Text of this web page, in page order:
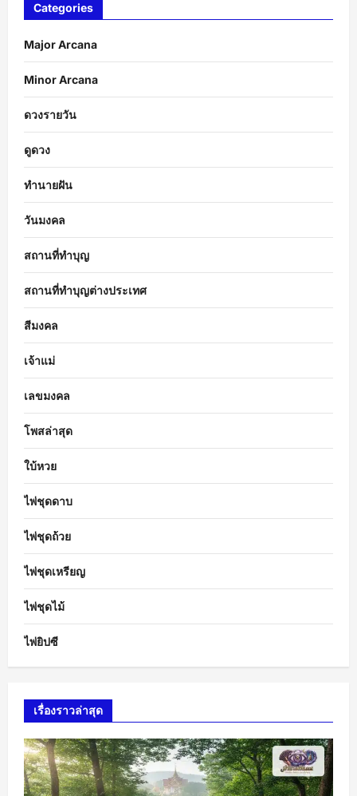
Categories
Major Arcana
Minor Arcana
ดวงรายวัน
ดูดวง
ทำนายฝัน
วันมงคล
สถานที่ทำบุญ
สถานที่ทำบุญต่างประเทศ
สีมงคล
เจ้าแม่
เลขมงคล
โพสล่าสุด
ใบ้หวย
ไพ่ชุดดาบ
ไพ่ชุดถ้วย
ไพ่ชุดเหรียญ
ไพ่ชุดไม้
ไพ่ยิปซี
เรื่องราวล่าสุด